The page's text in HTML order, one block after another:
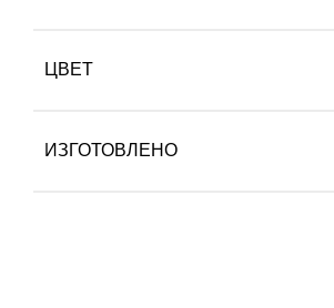
ЦВЕТ
ИЗГОТОВЛЕНО